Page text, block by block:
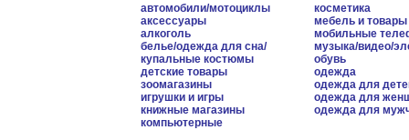
автомобили/мотоциклы
аксессуары
алкоголь
белье/одежда для сна/
купальные костюмы
детские товары
зоомагазины
игрушки и игры
книжные магазины
компьютерные
косметика
мебель и
мобильные
музыка/видео/
обувь
одежда
одежда для
одежда для
одежда для